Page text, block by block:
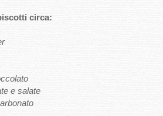
circa:
e salate